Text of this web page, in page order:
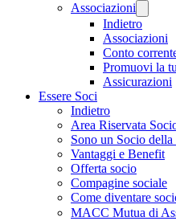
Associazioni
Indietro
Associazioni
Conto
Promuovi la
Assicurazioni
Essere Soci
Indietro
Area Riservata
Sono un Socio della
Vantaggi e Benefit
Offerta socio
Compagine sociale
Come diventare
MACC Mutua di